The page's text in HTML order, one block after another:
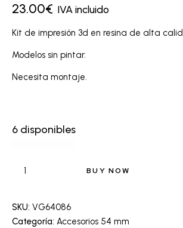
23.00€ IVA incluido
Kit de impresión 3d en resina de alta
Modelos sin pintar.
Necesita montaje.
6 disponibles
BUY NOW
SKU: VG64086
Categoría: Accesorios 54 mm